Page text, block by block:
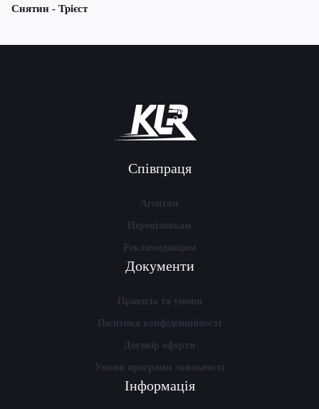
Снятин - Трієст
Співпраця
Агентам
Перевізникам
Рекламодавцям
Документи
Правила та умови
Політика конфіденційності
Договір оферти
Умови програми лояльності
Інформація